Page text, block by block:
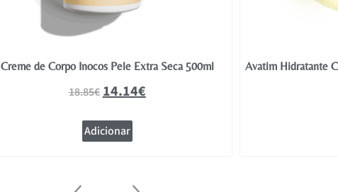
Creme de Corpo Inocos Pele Extra Seca 500ml
18.85€14.14€
Adicionar
Avatim Hidratante